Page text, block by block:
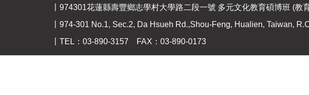
〡974301花蓮縣壽豐鄉志學村大學路二段一號 多元文化教育碩博班 (教
〡974-301 No.1, Sec.2, Da Hsueh Rd.,Shou-Feng, Hualien, Taiwan,
〡TEL：03-890-3157 FAX：03-890-0173